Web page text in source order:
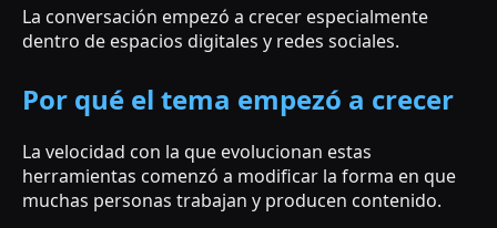
La conversación empezó a crecer especialmente
dentro de espacios digitales y redes sociales.
Por qué el tema empezó a crecer
La velocidad con la que evolucionan estas
herramientas comenzó a modificar la forma en que
muchas personas trabajan y producen contenido.